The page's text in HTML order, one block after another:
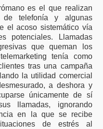
es el que realizan
de telefonía y algunas
el acoso sistemático vía
potenciales. Llamadas
que queman los
tenía como
tras una campaña
la utilidad comercial
a deshora y
únicamente de sí
llamadas, ignorando
en la que se recibe
de estrés al